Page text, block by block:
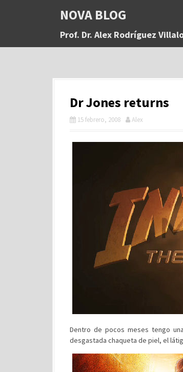
a
NOVA BLOG
Prof. Dr. Alex Rodríguez
Dr Jones returns
15 febrero, 2008 Alex
Dentro de pocos meses tengo
desgastada chaqueta de piel, el